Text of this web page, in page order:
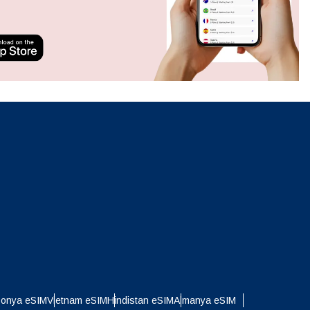
eSIMVietnam eSIMHindistan eSIMAlmanya eSIM